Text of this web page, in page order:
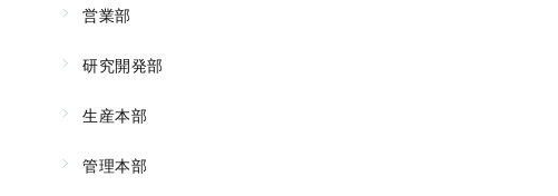
営業部
研究開発部
生産本部
管理本部